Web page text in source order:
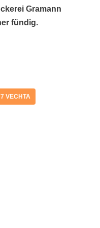
Gramann
fündig.
VECHTA